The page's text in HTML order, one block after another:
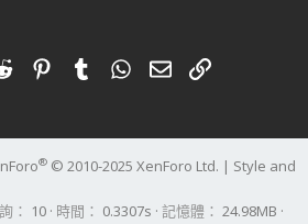
RedditPinterestTumblrWhatsApp
電子郵件
連結
® © 2010-2025 XenForo Ltd. | Style and
10 時間 0.3307s 記憶體 24.98MB